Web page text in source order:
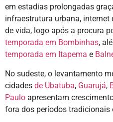
em estadias prolongadas
infraestrutura urbana,
de vida, logo após a procura
temporada em Bombinhas,
temporada em Itapema e
No sudeste, o levantamento
cidades de Ubatuba, Guarujá,
Paulo apresentam
fora dos períodos tradicionais